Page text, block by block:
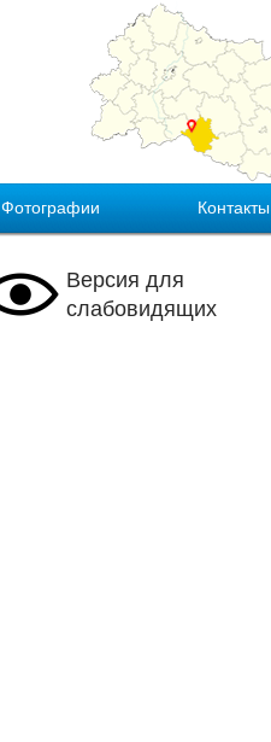
Фотографии Контакты
Версия для
слабовидящих